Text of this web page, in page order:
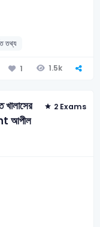
তথ্য
1 1.5k
আপীল
2 Exams